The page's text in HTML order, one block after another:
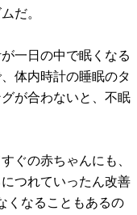
だ。
一日の中で眠くなる
体内時計の睡眠のタ
が合わないと、不眠
ぐの赤ちゃんにも、
つれていったん改善
くなることもあるの